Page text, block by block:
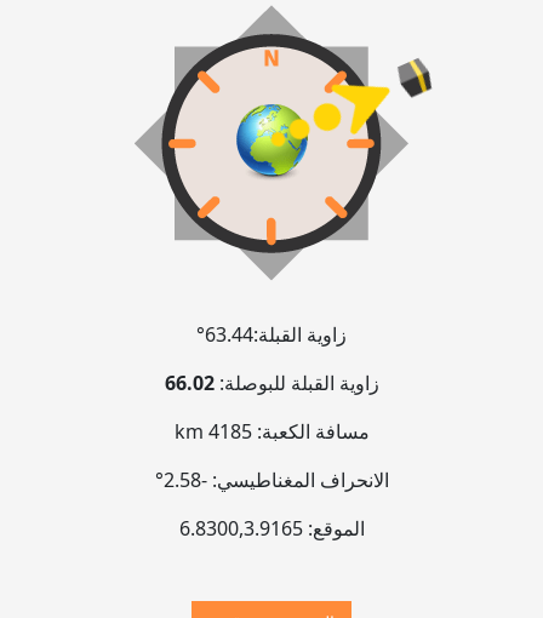
زاوية القبلة:63.44°
زاوية القبلة للبوصلة:66.02
مسافة الكعبة:4185 km
الانحراف المغناطيسي:-2.58°
الموقع:
6.8300,3.9165